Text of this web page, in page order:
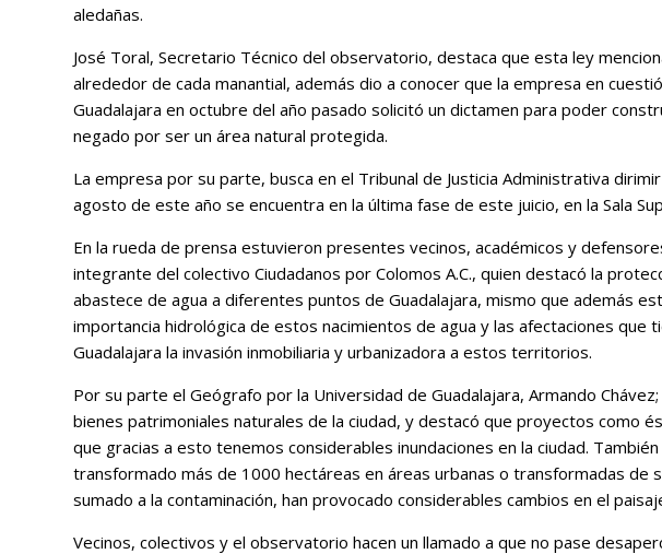
aledañas.
José Toral, Secretario Técnico del observatorio, destaca que esta ley
alrededor de cada manantial, además dio a conocer que la empresa en
Guadalajara en octubre del año pasado solicitó un dictamen para poder
negado por ser un área natural protegida.
La empresa por su parte, busca en el Tribunal de Justicia Administrativa
agosto de este año se encuentra en la última fase de este juicio, en la Sala
En la rueda de prensa estuvieron presentes vecinos, académicos y
integrante del colectivo Ciudadanos por Colomos A.C., quien destacó la
abastece de agua a diferentes puntos de Guadalajara, mismo que además
importancia hidrológica de estos nacimientos de agua y las afectaciones que
Guadalajara la invasión inmobiliaria y urbanizadora a estos territorios.
Por su parte el Geógrafo por la Universidad de Guadalajara, Armando
bienes patrimoniales naturales de la ciudad, y destacó que proyectos como
que gracias a esto tenemos considerables inundaciones en la ciudad.
transformado más de 1000 hectáreas en áreas urbanas o transformadas de
sumado a la contaminación, han provocado considerables cambios en el
Vecinos, colectivos y el observatorio hacen un llamado a que no pase